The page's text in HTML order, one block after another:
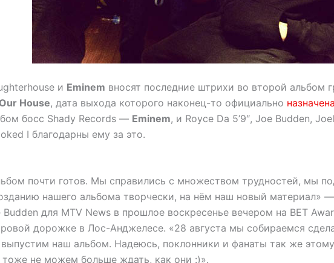
и Eminem вносят последние штрихи во второй альбом
House, дата выхода которого наконец-то официально
босс Shady Records — Eminem, и Royce Da 5’9″, Joe Budden,
I благодарны ему за это.
почти готов. Мы справились с множеством трудностей, мы
нашего альбома творчески, на нём наш новый материал»
Budden для MTV News в прошлое воскресенье вечером на BET
дорожке в Лос-Анджелесе. «28 августа мы собираемся
наш альбом. Надеюсь, поклонники и фанаты так же
не можем больше ждать, как они :)».